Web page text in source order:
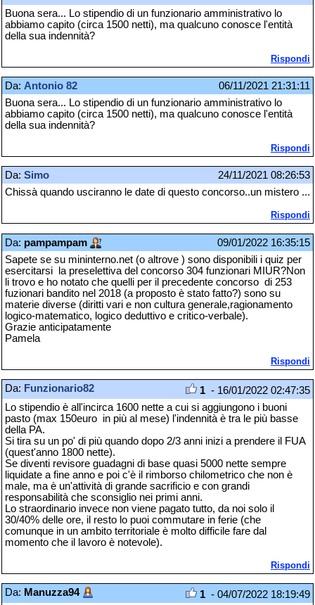
Buona sera... Lo stipendio di un funzionario amministrativo lo
abbiamo capito (circa 1500 netti), ma qualcuno conosce l'entità
della sua indennità?
Rispondi
Da: Antonio 82
06/11/2021 21:31:11
Buona sera... Lo stipendio di un funzionario amministrativo lo
abbiamo capito (circa 1500 netti), ma qualcuno conosce l'entità
della sua indennità?
Rispondi
Da: Simo
24/11/2021 08:26:53
Chissà quando usciranno le date di questo concorso..un mistero ...
Rispondi
Da: pampampam
09/01/2022 16:35:15
Sapete se su mininterno.net (o altrove ) sono disponibili i quiz per
esercitarsi la preselettiva del concorso 304 funzionari MIUR?Non
li trovo e ho notato che quelli per il precedente concorso di 253
fuzionari bandito nel 2018 (a proposto è stato fatto?) sono su
materie diverse (diritti vari e non cultura generale,ragionamento
logico-matematico, logico deduttivo e critico-verbale).
Grazie anticipatamente
Pamela
Rispondi
Da: Funzionario82 1 - 16/01/2022 02:47:35
Lo stipendio è all'incirca 1600 nette a cui si aggiungono i buoni
pasto (max 150euro in più al mese) l'indennità è tra le più basse
della PA.
Si tira su un po' di più quando dopo 2/3 anni inizi a prendere il FUA
(quest'anno 1800 nette).
Se diventi revisore guadagni di base quasi 5000 nette sempre
liquidate a fine anno e poi c'è il rimborso chilometrico che non è
male, ma è un'attività di grande sacrificio e con grandi
responsabilità che sconsiglio nei primi anni.
Lo straordinario invece non viene pagato tutto, da noi solo il
30/40% delle ore, il resto lo puoi commutare in ferie (che
comunque in un ambito territoriale è molto difficile fare dal
momento che il lavoro è notevole).
Rispondi
Da: Manuzza94 1 - 04/07/2022 18:19:49